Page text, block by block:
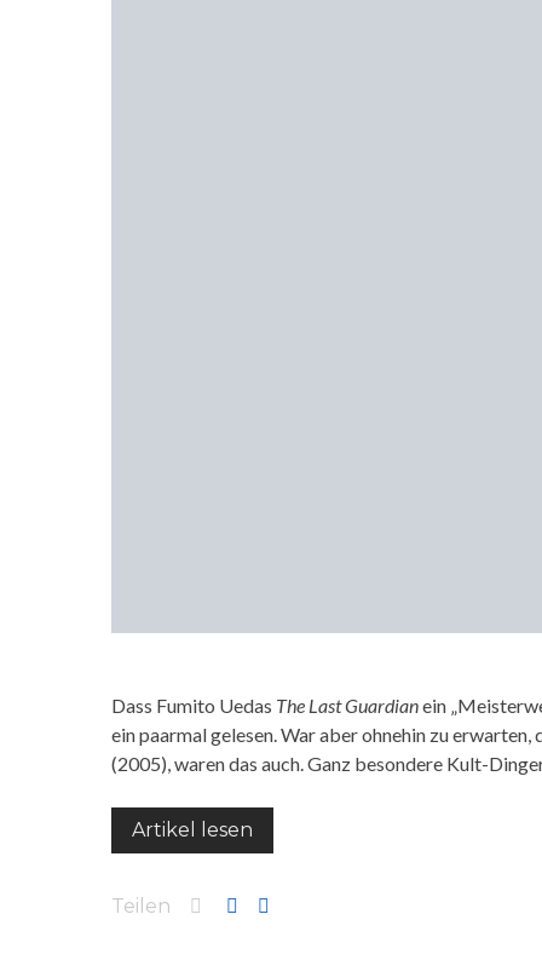
Dass Fumito Uedas The Last Guardianein
ein paarmal gelesen. War aber ohnehin zu erwarten,
(2005), waren das auch. Ganz besondere Kult-
Artikel lesen
Teilen